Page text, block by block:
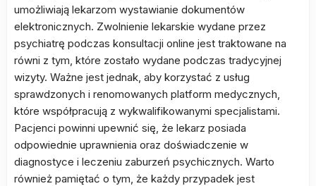
umożliwiają lekarzom wystawianie dokumentów
elektronicznych. Zwolnienie lekarskie wydane przez
psychiatrę podczas konsultacji online jest traktowane na
równi z tym, które zostało wydane podczas tradycyjnej
wizyty. Ważne jest jednak, aby korzystać z usług
sprawdzonych i renomowanych platform medycznych,
które współpracują z wykwalifikowanymi specjalistami.
Pacjenci powinni upewnić się, że lekarz posiada
odpowiednie uprawnienia oraz doświadczenie w
diagnostyce i leczeniu zaburzeń psychicznych. Warto
również pamiętać o tym, że każdy przypadek jest